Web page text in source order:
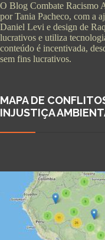
O Blog Combate Racismo
por Tania Pacheco, com a
Daniel Levi e design de
lucrativos e utiliza
conteúdo é incentivada,
sem fins lucrativos.
MAPA DE
INJUSTIÇA